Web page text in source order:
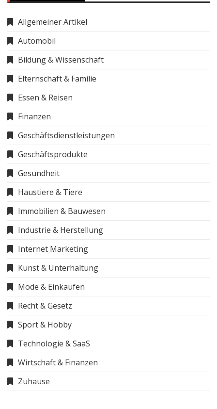
Allgemeiner Artikel
Automobil
Bildung & Wissenschaft
Elternschaft & Familie
Essen & Reisen
Finanzen
Geschäftsdienstleistungen
Geschäftsprodukte
Gesundheit
Haustiere & Tiere
Immobilien & Bauwesen
Industrie & Herstellung
Internet Marketing
Kunst & Unterhaltung
Mode & Einkaufen
Recht & Gesetz
Sport & Hobby
Technologie & SaaS
Wirtschaft & Finanzen
Zuhause